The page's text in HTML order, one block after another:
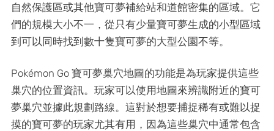
自然保護區或其他寶可夢補給站和道館密集的區域。它
們的規模大小不一，從只有少量寶可夢生成的小型區域
到可以同時找到數十隻寶可夢的大型公園不等。
Pokémon Go 寶可夢巢穴地圖的功能是為玩家提供這些
巢穴的位置資訊。玩家可以使用地圖來辨識附近的寶可
夢巢穴並據此規劃路線。這對於想要捕捉稀有或難以捉
摸的寶可夢的玩家尤其有用，因為這些巢穴中通常包含